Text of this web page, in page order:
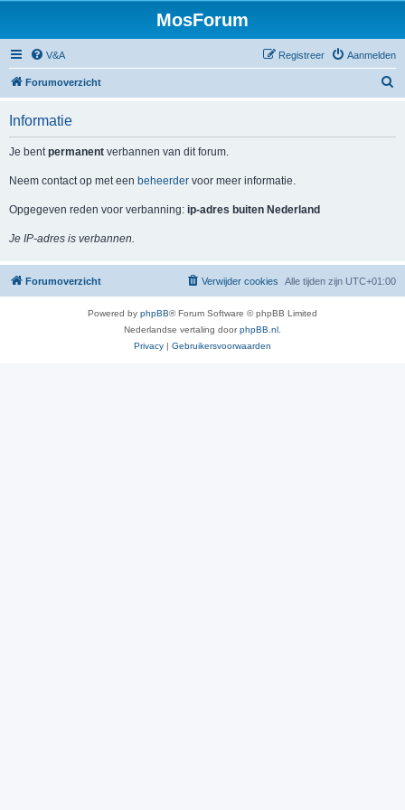
MosForum
V&A Aanmelden
Registreer
Forumoverzicht
Informatie
Je bentpermanent verbannen van dit forum.
Neem contact op met een beheerder voor meer informatie.
Opgegeven reden voor verbanning: ip-adres buiten Nederland
Je IP-adres is verbannen.
Forumoverzicht Alle tijden zijn UTC+01:00
Verwijder cookies
Powered by phpBB® Forum Software © phpBB Limited
Nederlandse vertaling doorphpBB.nl
Privacy | Gebruikersvoorwaarden